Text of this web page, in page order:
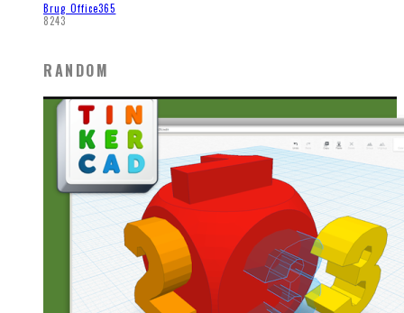
Brug Office365
8243
RANDOM